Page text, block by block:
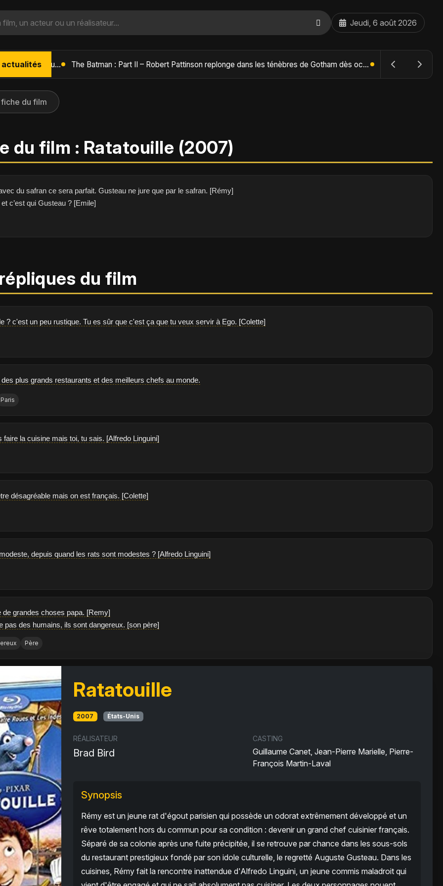
Jeudi, 6 août 2026
actualités L'Âge de Glace : Le Réveil du Volcan – Manny, Sid et Diego de retour pour une aventure explosive The Batman : Part II – Robert Pattinson replonge dans les ténèbres de Gotham dès octobre 2027
du film
du film : Ratatouille (2007)
du safran ce sera parfait. Gusteau ne jure que par le safran. [Rémy]
c’est qui Gusteau ? [Emile]
du film
? c'est un peu rustique. Tu es sûr que c'est ça que tu veux servir à Ego. [Colette]
plus grands restaurants et des meilleurs chefs au monde.
Paris
faire la cuisine mais toi, tu sais. [Alfredo Linguini]
désagréable mais on est français. [Colette]
depuis quand les rats sont modestes ? [Alfredo Linguini]
de grandes choses papa. [Remy]
pas des humains, ils sont dangereux. [son père]
Père
Ratatouille
2007 États-Unis
RÉALISATEUR
Brad Bird
CASTING
Guillaume Canet, Jean-Pierre Marielle, Pierre-
François Martin-Laval
Synopsis
Rémy est un jeune rat d'égout parisien qui possède un odorat extrêmement développé et un
rêve totalement hors du commun pour sa condition : devenir un grand chef cuisinier français.
Séparé de sa colonie après une fuite précipitée, il se retrouve par chance dans les sous-sols
du restaurant prestigieux fondé par son idole culturelle, le regretté Auguste Gusteau. Dans les
cuisines, Rémy fait la rencontre inattendue d'Alfredo Linguini, un jeune commis maladroit qui